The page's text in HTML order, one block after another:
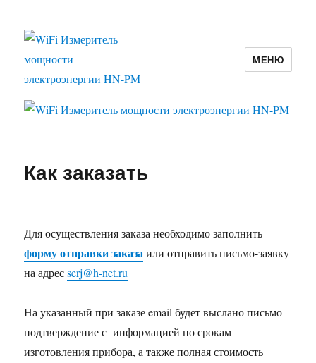
WiFi Измеритель мощности
МЕНЮ
Как заказать
Для осуществления заказа необходимо заполнить
форму отправки заказаили отправить письмо-заявку
на адресserj@h-net.ru
На указанный при заказе email будет выслано письмо-
подтверждение с информацией по срокам
изготовления прибора, а также полная стоимость